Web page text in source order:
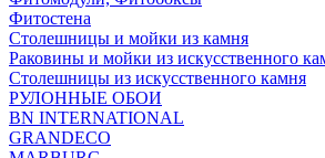
Фитостена
Столешницы и мойки из камня
Раковины и мойки из искусственного
Столешницы из искусственного камня
РУЛОННЫЕ ОБОИ
BN INTERNATIONAL
GRANDECO